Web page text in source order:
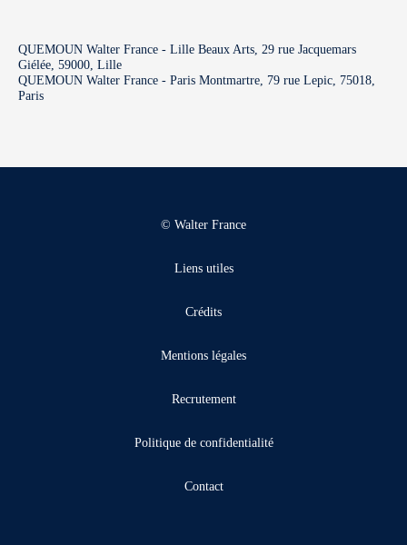
QUEMOUN Walter France - Lille Beaux Arts, 29 rue Jacquemars
Giélée, 59000, Lille
QUEMOUN Walter France - Paris Montmartre, 79 rue Lepic, 75018,
Paris
© Walter France
Liens utiles
Crédits
Mentions légales
Recrutement
Politique de confidentialité
Contact